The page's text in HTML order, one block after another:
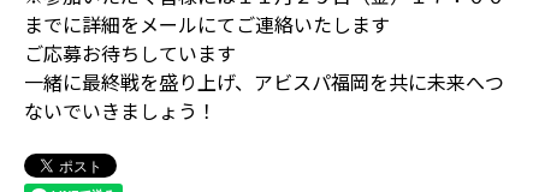
までに詳細をメールにてご連絡いたします
ご応募お待ちしています
一緒に最終戦を盛り上げ、アビスパ福岡を共に未来へつ
ないでいきましょう！